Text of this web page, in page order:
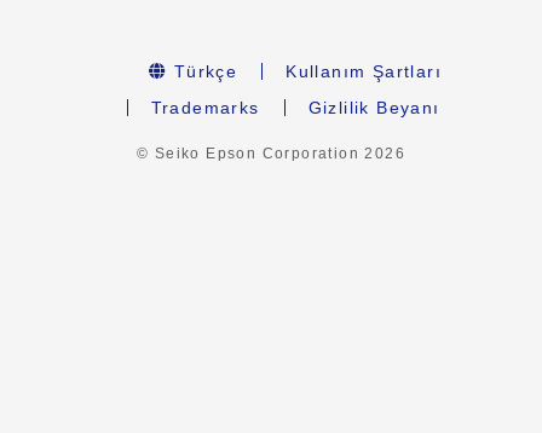
Türkçe
Kullanım Şartları
Trademarks
Gizlilik Beyanı
© Seiko Epson Corporation2026